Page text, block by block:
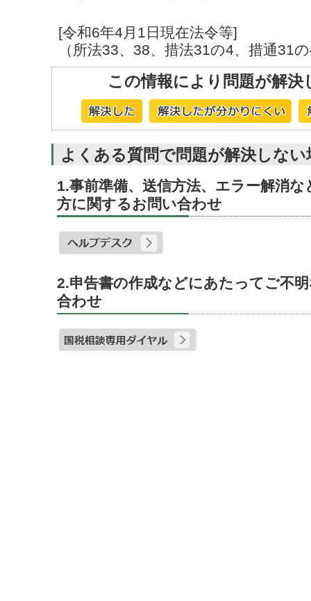
[令和6年4月1日現在法令等]
（所法33、38、措法31の4、措通31
この情報により問題が解決
よくある質問で問題が解決しな
1.事前準備、送信方法、エラー解消
方に関するお問い合わせ
2.申告書の作成などにあたってご不
合わせ